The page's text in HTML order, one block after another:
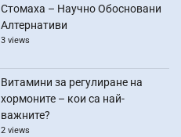
Стомаха – Научно Обосновани
Алтернативи
3 views
Витамини за регулиране на
хормоните – кои са най-
важните?
2 views